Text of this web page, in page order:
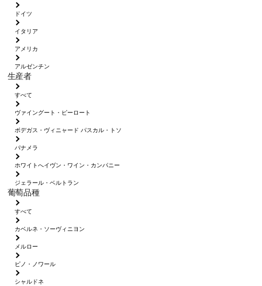
ドイツ
イタリア
アメリカ
アルゼンチン
生産者
すべて
ヴァイングート・ピーロート
ボデガス・ヴィニャード パスカル・トソ
パナメラ
ホワイトへイヴン・ワイン・カンパニー
ジェラール・ベルトラン
葡萄品種
すべて
カベルネ・ソーヴィニヨン
メルロー
ピノ・ノワール
シャルドネ